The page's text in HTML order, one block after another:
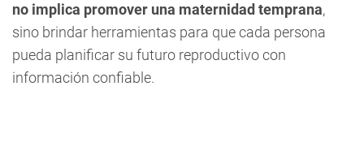
no implica promover una maternidad temprana,
sino brindar herramientas para que cada persona
pueda planificar su futuro reproductivo con
información confiable.